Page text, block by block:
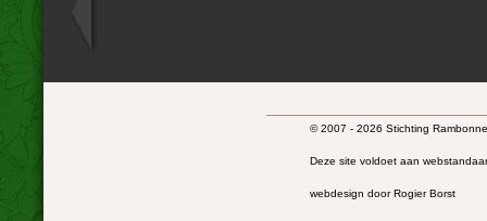
© 2007 - 2026 Stichting
Deze site voldoet aan
webdesign door Rogier Borst